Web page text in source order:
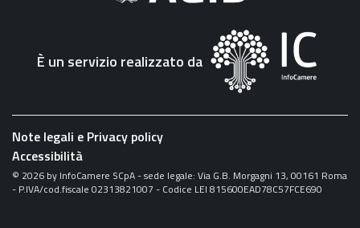
È un servizio realizzato da
Note legali e Privacy policy
Accessibilità
© 2026 by InfoCamere SCpA - sede legale: Via G.B. Morgagni 13, 00161 Roma
- P.IVA/cod.fiscale 02313821007 - Codice LEI 815600EAD78C57FCE690